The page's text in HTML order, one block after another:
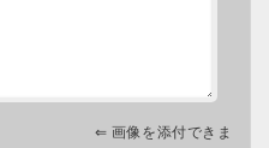
⇐ 画像を添付できま